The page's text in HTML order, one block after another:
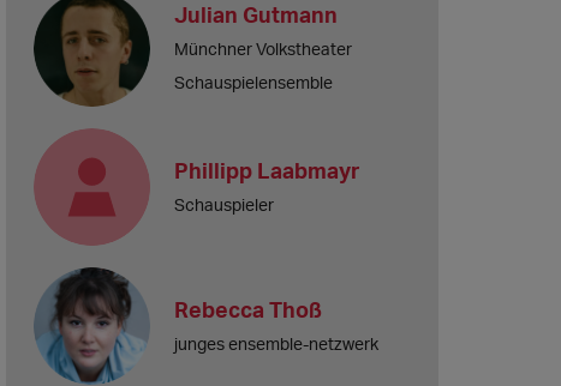
Julian Gutmann
Münchner Volkstheater
Schauspielensemble
Phillipp Laabmayr
Schauspieler
Rebecca Thoß
junges ensemble-netzwerk